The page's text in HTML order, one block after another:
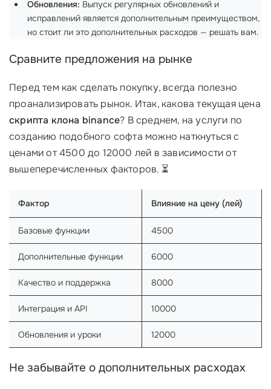
Обновления: Выпуск регулярных обновлений и
исправлений является дополнительным преимуществом,
но стоит ли это дополнительных расходов — решать вам.
Сравните предложения на рынке
Перед тем как сделать покупку, всегда полезно
проанализировать рынок. Итак, какова текущая цена
скрипта клона binance? В среднем, на услуги по
созданию подобного софта можно наткнуться с
ценами от 4500 до 12000 лей в зависимости от
вышеперечисленных факторов. ⏳
Фактор Влияние на цену (лей)
Базовые функции 4500
Дополнительные функции 6000
Качество и поддержка 8000
Интеграция и API 10000
Обновления и уроки 12000
Не забывайте о дополнительных расходах